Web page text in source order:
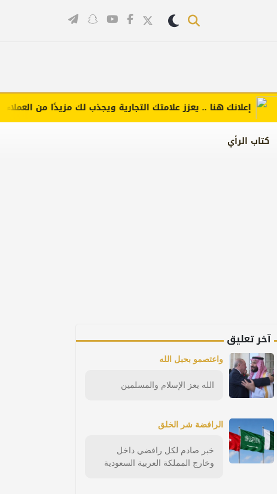
كتاب الرأي
إعلانك هنا .. يعزز علامتك التجارية ويجذب لك مزيدًا من العملاء
آخر تعليق
واعتصمو بحبل الله
الله يعز الإسلام والمسلمين
الرافضة شر الخلق
خبر صادم لكل رافضي داخل
وخارج المملكة العربية السعودية